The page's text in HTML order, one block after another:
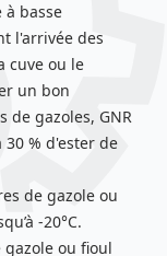
basse
l'arrivée des
cuve ou le
un bon
de gazoles, GNR
% d'ester de
de gazole ou
-20°C.
gazole ou fioul